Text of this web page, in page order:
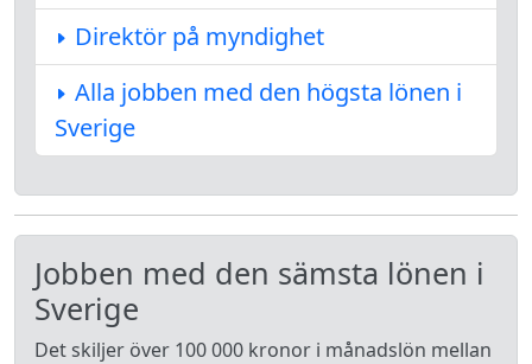
Direktör på myndighet
Alla jobben med den högsta lönen i
Sverige
Jobben med den sämsta lönen i
Sverige
Det skiljer över 100 000 kronor i månadslön mellan